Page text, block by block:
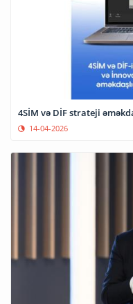
4SİM və DİF strateji
14-04-2026